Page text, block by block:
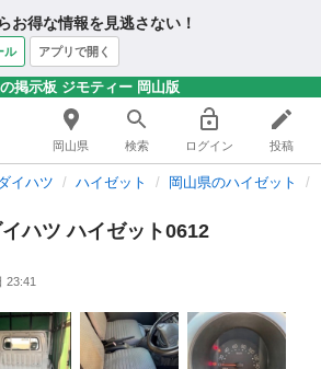
お得な情報を見逃さない！
ル アプリで開く
掲示板 ジモティー 岡山版
岡山県 検索 ログイン 投稿
イハツ ハイゼット 岡山県のハイゼット
ハツ ハイゼット0612
23:41